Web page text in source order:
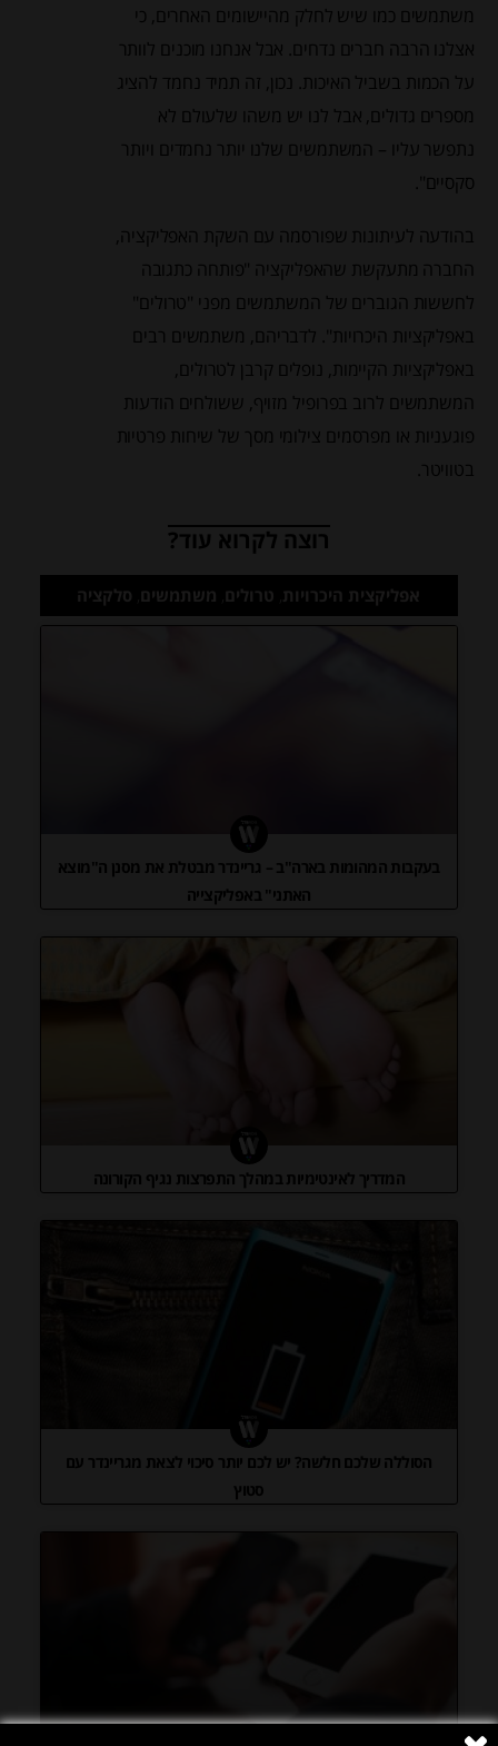
משתמשים כמו שיש לחלק מהיישומים האחרים, כי
אצלנו הרבה חברים נדחים. אבל אנחנו מוכנים לוותר
על הכמות בשביל האיכות. נכון, זה תמיד נחמד להציג
מספרים גדולים, אבל לנו יש משהו שלעולם לא
נתפשר עליו – המשתמשים שלנו יותר נחמדים ויותר
סקסיים".
בהודעה לעיתונות שפורסמה עם השקת האפליקציה,
החברה מתעקשת שהאפליקציה "פותחה כתגובה
לחששות הגוברים של המשתמשים מפני "טרולים"
באפליקציות היכרויות". לדבריהם, משתמשים רבים
באפליקציות הקיימות, נופלים קרבן לטרולים,
המשתמשים לרוב בפרופיל מזויף, ששולחים הודעות
פוגעניות או מפרסמים צילומי מסך של שיחות פרטיות
בטוויטר.
רוצה לקרוא עוד?
אפליקצית היכרויות טרולים משתמשים סלקציה
בעקבות המהומות בארה"ב – גריינדר מבטלת את מסנן ה"מוצא
האתני" באפליקצייה
המדריך לאינטימיות במהלך התפרצות נגיף הקורונה
הסוללה שלכם חלשה? יש לכם יותר סיכוי לצאת מגריינדר עם
סטוץ